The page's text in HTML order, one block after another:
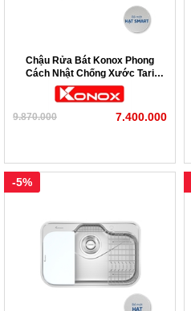
Chậu Rửa Bát Konox Phong
Cách Nhật Chống Xước Tari
Smart 8047
9.870.000 7.400.000
-5%